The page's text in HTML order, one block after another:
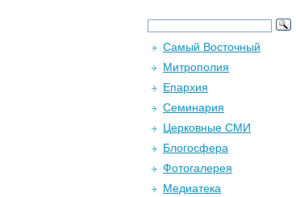
Самый Восточный
Митрополия
Епархия
Семинария
Церковные СМИ
Блогосфера
Фотогалерея
Медиатека